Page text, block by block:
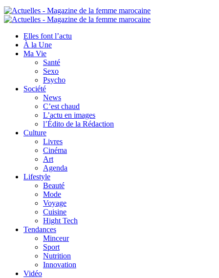
Elles font l’actu
À la Une
Ma Vie
Santé
Sexo
Psycho
Société
News
C’est chaud
L’actu en images
l’Édito de la Rédaction
Culture
Livres
Cinéma
Art
Agenda
Lifestyle
Beauté
Mode
Voyage
Cuisine
Hight Tech
Tendances
Minceur
Sport
Nutrition
Innovation
Vidéo